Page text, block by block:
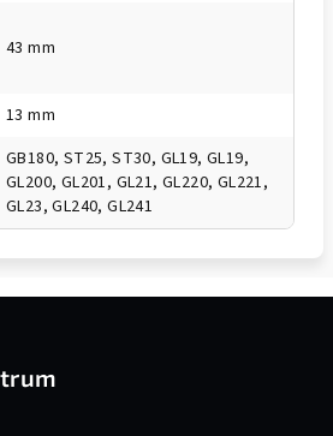
43 mm
13 mm
GB180, ST25, ST30, GL19, GL19,
GL200, GL201, GL21, GL220, GL221,
GL23, GL240, GL241